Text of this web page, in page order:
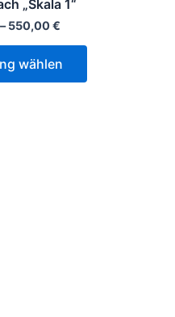
„Skala 1“
–550,00€
wählen
können